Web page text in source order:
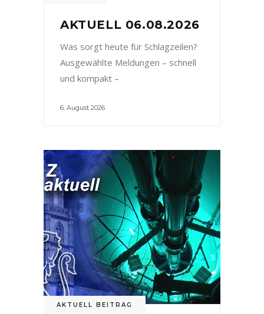
AKTUELL 06.08.2026
Was sorgt heute für Schlagzeilen?
Ausgewählte Meldungen – schnell
und kompakt –
6. August 2026
AKTUELL BEITRAG